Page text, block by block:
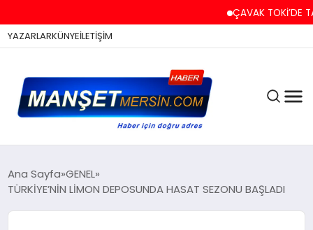
ÇAVAK TOKİ’DE TAPU
YAZARLARKÜNYEİLETİŞİM
ASAYİŞ
Ana Sayfa GENEL
TÜRKİYE’NİN LİMON DEPOSUNDA HASAT SEZONU BAŞLADI